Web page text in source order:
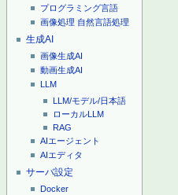
プログラミング言語
画像処理 自然言語処理
生成AI
画像生成AI
動画生成AI
LLM
LLM/モデル/日本語
ローカルLLM
RAG
AIエージェント
AIエディタ
サーバ設定
Docker